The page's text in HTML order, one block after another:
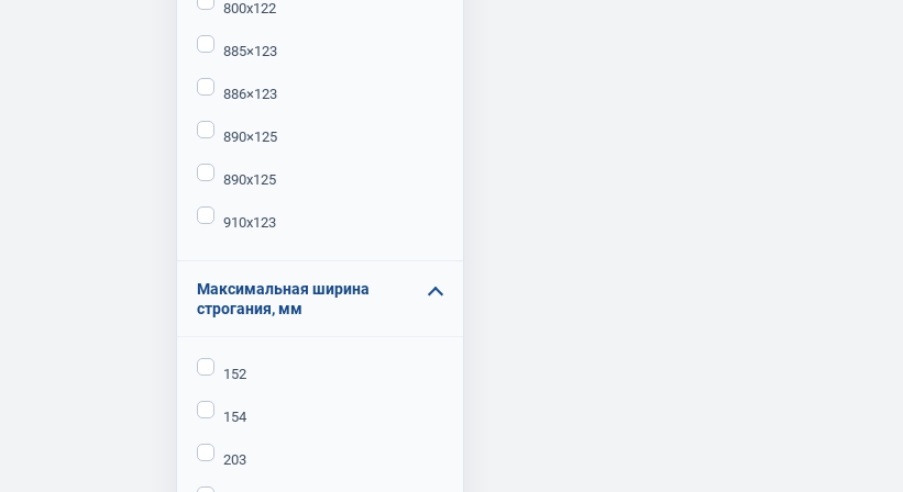
800х122
885×123
886×123
890×125
890х125
910х123
Максимальная ширина
строгания, мм
152
154
203